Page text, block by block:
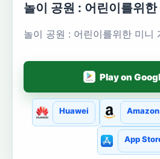
놀이 공원 : 어린이를위한
놀이 공원 : 어린이를위한 미니
Play on
Huawei Amazon
App